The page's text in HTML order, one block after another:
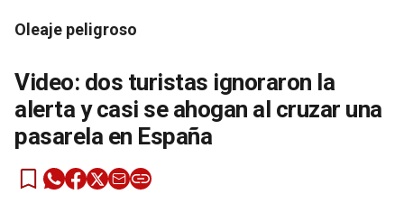
Oleaje peligroso
Video: dos turistas ignoraron la
alerta y casi se ahogan al cruzar una
pasarela en España